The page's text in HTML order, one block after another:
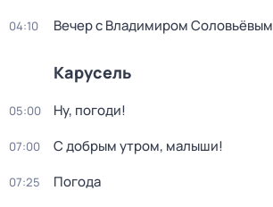
04:10 Вечер с Владимиром Соловьёвым
Карусель
05:00 Ну, погоди!
07:00 С добрым утром, малыши!
07:25 Погода